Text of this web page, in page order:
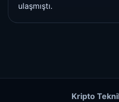
ulaşmıştı.
Kripto